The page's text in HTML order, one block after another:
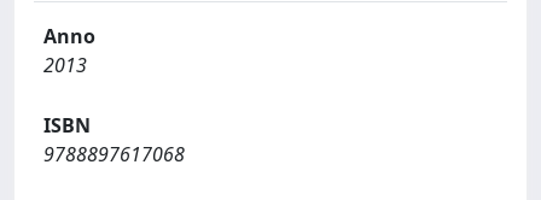
Anno
2013
ISBN
9788897617068